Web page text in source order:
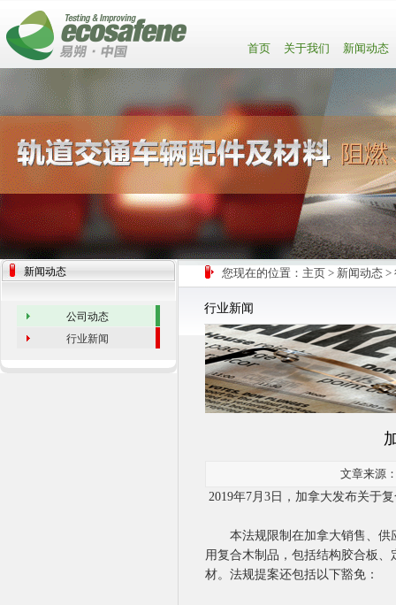
首页 关于我们 新闻动态
您现在的位置： 主页 > 新闻动态 >
行业新闻
新闻动态
公司动态
行业新闻
文章来源
2019年7月3日，加拿大发布关于
本法规限制在加拿大销售、供
用复合木制品，包括结构胶合板
材。法规提案还包括以下豁免：